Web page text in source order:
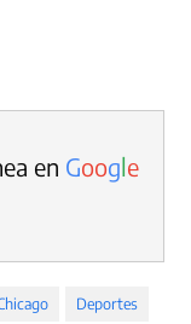
en Google
Deportes